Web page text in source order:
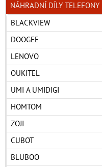
NÁHRADNÍ DÍLY TELEFONY
BLACKVIEW
DOOGEE
LENOVO
OUKITEL
UMI A UMIDIGI
HOMTOM
ZOJI
CUBOT
BLUBOO